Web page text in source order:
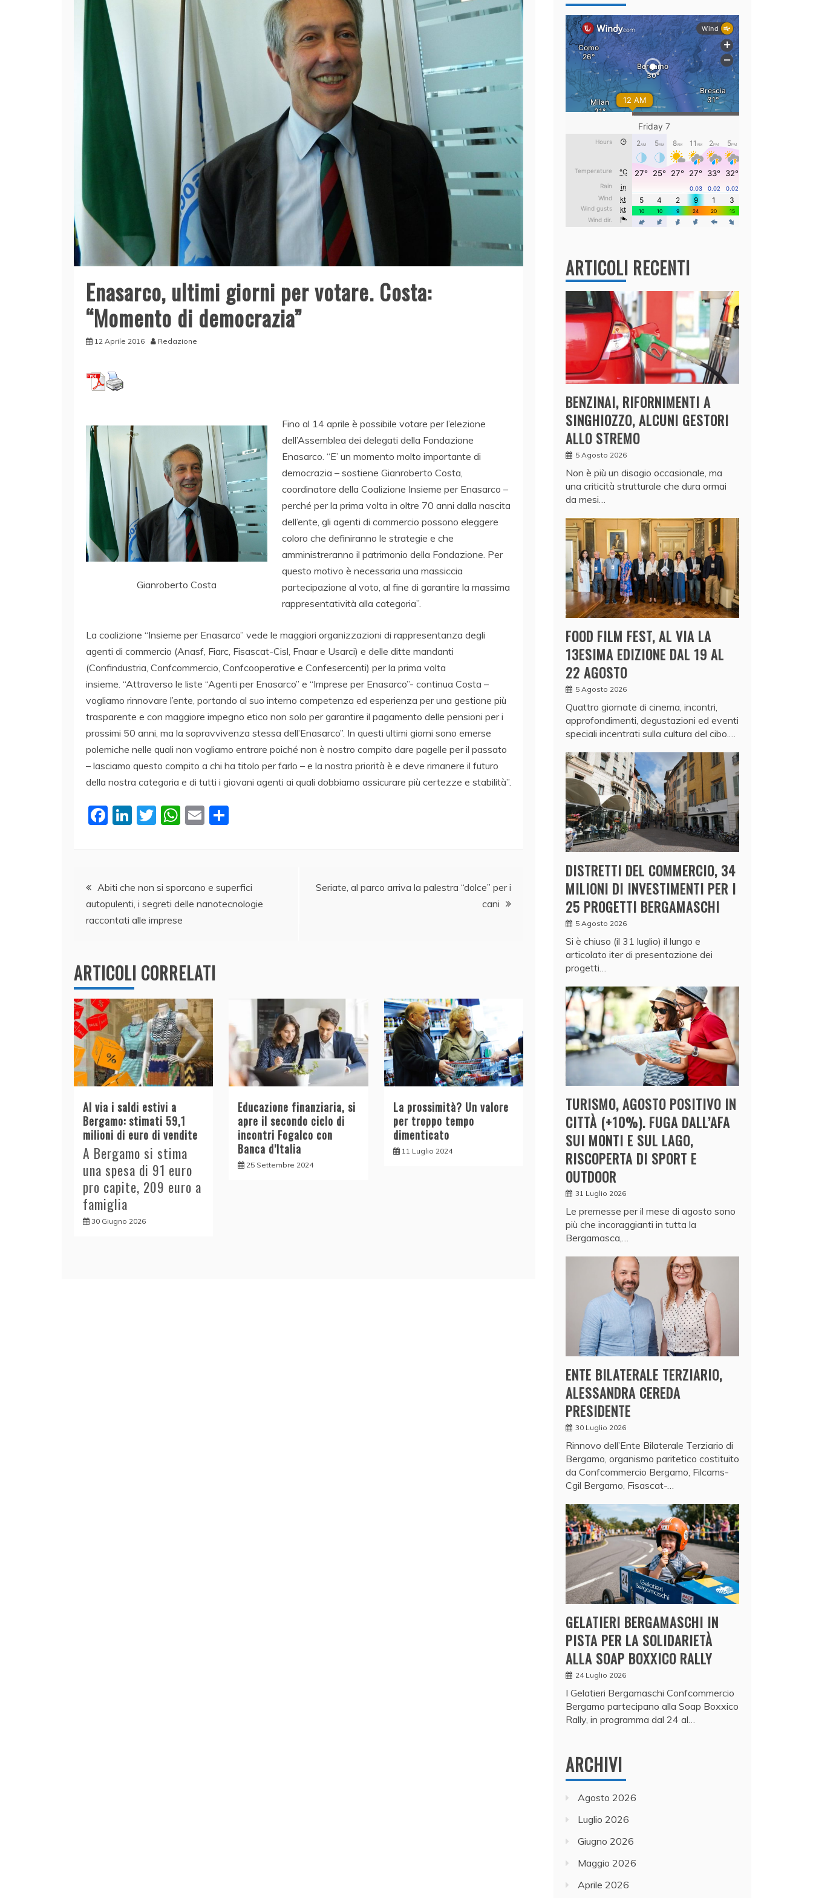
Enasarco, ultimi giorni per votare. Costa:
“Momento di democrazia”
12 Aprile 2016 Redazione
Gianroberto Costa
Fino al 14 aprile è possibile votare per l’elezione
dell’Assemblea dei delegati della Fondazione
Enasarco. “E’ un momento molto importante di
democrazia – sostiene Gianroberto Costa,
coordinatore della Coalizione Insieme per Enasarco –
perché per la prima volta in oltre 70 anni dalla nascita
dell’ente, gli agenti di commercio possono eleggere
coloro che definiranno le strategie e che
amministreranno il patrimonio della Fondazione. Per
questo motivo è necessaria una massiccia
partecipazione al voto, al fine di garantire la massima
rappresentatività alla categoria”.
La coalizione “Insieme per Enasarco” vede le maggiori organizzazioni di rappresentanza degli
agenti di commercio (Anasf, Fiarc, Fisascat-Cisl, Fnaar e Usarci) e delle ditte mandanti
(Confindustria, Confcommercio, Confcooperative e Confesercenti) per la prima volta
insieme. “Attraverso le liste “Agenti per Enasarco” e “Imprese per Enasarco”- continua Costa –
vogliamo rinnovare l’ente, portando al suo interno competenza ed esperienza per una gestione più
trasparente e con maggiore impegno etico non solo per garantire il pagamento delle pensioni per i
prossimi 50 anni, ma la sopravvivenza stessa dell’Enasarco”. In questi ultimi giorni sono emerse
polemiche nelle quali non vogliamo entrare poiché non è nostro compito dare pagelle per il passato
– lasciamo questo compito a chi ha titolo per farlo – e la nostra priorità è e deve rimanere il futuro
della nostra categoria e di tutti i giovani agenti ai quali dobbiamo assicurare più certezze e stabilità”.
F
b
o
o
Li
dI
n
T
W
A
p
p
E
vi
di
Navigazione
articoli
Abiti che non si sporcano e superfici
autopulenti, i segreti delle nanotecnologie
raccontati alle imprese
Seriate, al parco arriva la palestra “dolce” per i
cani
ARTICOLI CORRELATI
Al via i saldi estivi a
Bergamo: stimati 59,1
milioni di euro di vendite
A Bergamo si stima
una spesa di 91 euro
pro capite, 209 euro a
famiglia
30 Giugno 2026
Educazione finanziaria, si
apre il secondo ciclo di
incontri Fogalco con
Banca d’Italia
25 Settembre 2024
La prossimità? Un valore
per troppo tempo
dimenticato
11 Luglio 2024
ARTICOLI RECENTI
BENZINAI, RIFORNIMENTI A
SINGHIOZZO, ALCUNI GESTORI
ALLO STREMO
5 Agosto 2026
Non è più un disagio occasionale, ma
una criticità strutturale che dura ormai
da mesi…
FOOD FILM FEST, AL VIA LA
13ESIMA EDIZIONE DAL 19 AL
22 AGOSTO
5 Agosto 2026
Quattro giornate di cinema, incontri,
approfondimenti, degustazioni ed eventi
speciali incentrati sulla cultura del cibo.…
DISTRETTI DEL COMMERCIO, 34
MILIONI DI INVESTIMENTI PER I
25 PROGETTI BERGAMASCHI
5 Agosto 2026
Si è chiuso (il 31 luglio) il lungo e
articolato iter di presentazione dei
progetti…
TURISMO, AGOSTO POSITIVO IN
CITTÀ (+10%). FUGA DALL’AFA
SUI MONTI E SUL LAGO,
RISCOPERTA DI SPORT E
OUTDOOR
31 Luglio 2026
Le premesse per il mese di agosto sono
più che incoraggianti in tutta la
Bergamasca,…
ENTE BILATERALE TERZIARIO,
ALESSANDRA CEREDA
PRESIDENTE
30 Luglio 2026
Rinnovo dell’Ente Bilaterale Terziario di
Bergamo, organismo paritetico costituito
da Confcommercio Bergamo, Filcams-
Cgil Bergamo, Fisascat-…
GELATIERI BERGAMASCHI IN
PISTA PER LA SOLIDARIETÀ
ALLA SOAP BOXXICO RALLY
24 Luglio 2026
I Gelatieri Bergamaschi Confcommercio
Bergamo partecipano alla Soap Boxxico
Rally, in programma dal 24 al…
ARCHIVI
Agosto 2026
Luglio 2026
Giugno 2026
Maggio 2026
Aprile 2026